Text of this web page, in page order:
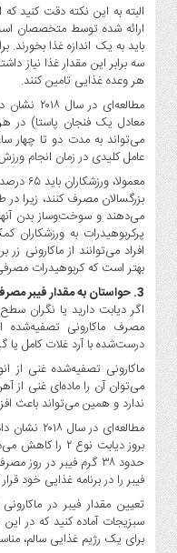
و
بین
الملل
نگاه
روز
گوناگون
البته به این نکته دقت کنید که
ارائه شده توسط متخصصان
باید به یک اندازه غذا
سه برابر این مقدار غذا نیاز
هر وعده غذایی تامین کنند.
می‌تواند به مدت دو تا چهار
عامل کلیدی در زمان انجام
بزرگسالان مصرف کنند، زیرا
می‌دهند و سوخت‌وساز بدن
پرکربوهیدرات به
افراد می‌توانند از ماکارونی
بهتر است که کربوهیدرات
3. حواستان به مقدار فیبر مصرفی باشد!
اگر دیابت دارید یا نگران
مصرف ماکارونی تصفیه‌شده
درست‌شده با آرد غلات کامل یا
ماکارونی تصفیه‌شده غنی از
ندارد و همین می‌تواند باعث
مطالعه‌ای
بروز دیابت
فیبر را در برنامه غذایی خود
تعیین مقدار فیبر در
برای یک رژیم غذایی سالم،